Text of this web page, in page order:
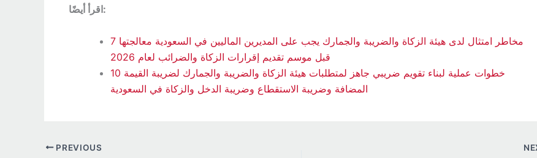
اقرأ أيضًا:
7 مخاطر امتثال لدى هيئة الزكاة والضريبة والجمارك يجب على المديرين الماليين في السعودية معالجتها
قبل موسم تقديم إقرارات الزكاة والضرائب لعام 2026
10 خطوات عملية لبناء تقويم ضريبي جاهز لمتطلبات هيئة الزكاة والضريبة والجمارك لضريبة القيمة
المضافة وضريبة الاستقطاع وضريبة الدخل والزكاة في السعودية
PREVIOUS